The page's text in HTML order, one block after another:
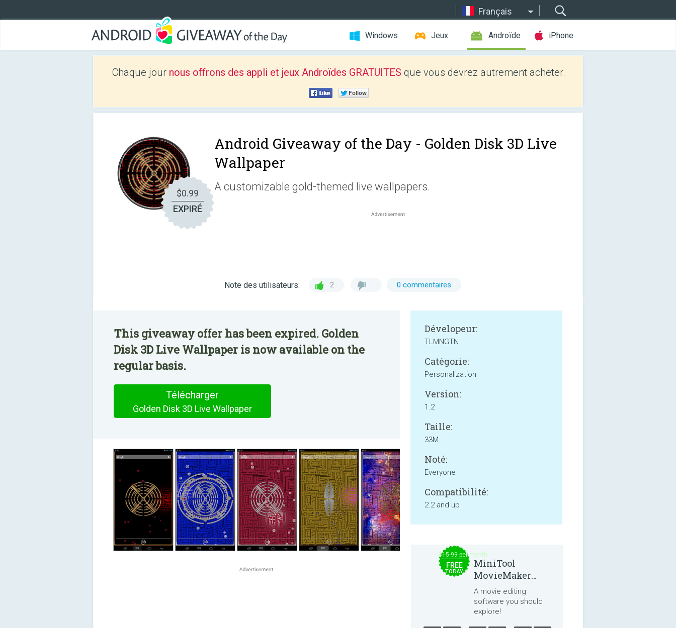
Français
Windows Jeux Androïde iPhone
Chaque jour nous offrons des appli et jeux Androïdes GRATUITES que vous devrez autrement acheter.
$0.99
EXPIRÉ
Android Giveaway of the Day - Golden Disk 3D Live
Wallpaper
A customizable gold-themed live wallpapers.
Note des utilisateurs: 2 0 commentaires
This giveaway offer has been expired. Golden
Disk 3D Live Wallpaper is now available on the
regular basis.
Télécharger
Golden Disk 3D Live Wallpaper
Dévelopeur:
TLMNGTN
Catégorie:
Personalization
Version:
1.2
Taille:
33M
Noté:
Everyone
Compatibilité:
2.2 and up
$15.99 per month
FREE
TODAY
MiniTool
MovieMaker
8.8.0
A movie editing
software you should
explore!